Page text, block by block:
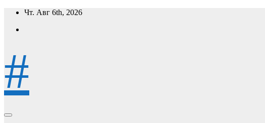
Перейти
содержимому
Чт. Авг 6th, 2026
#